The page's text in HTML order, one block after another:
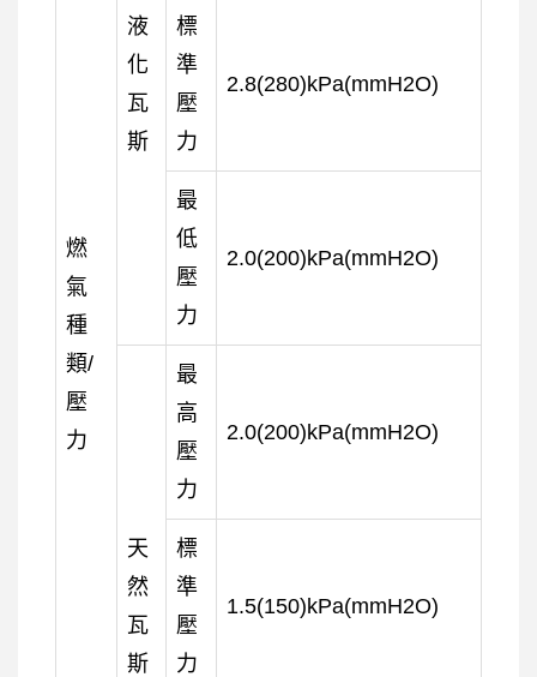
燃
氣
種
類/
壓
力
液
化
瓦
斯
標
準
壓
力
2.8(280)kPa(mmH2O)
最
低
壓
力
2.0(200)kPa(mmH2O)
天
然
瓦
斯
最
高
壓
力
2.0(200)kPa(mmH2O)
標
準
壓
力
1.5(150)kPa(mmH2O)